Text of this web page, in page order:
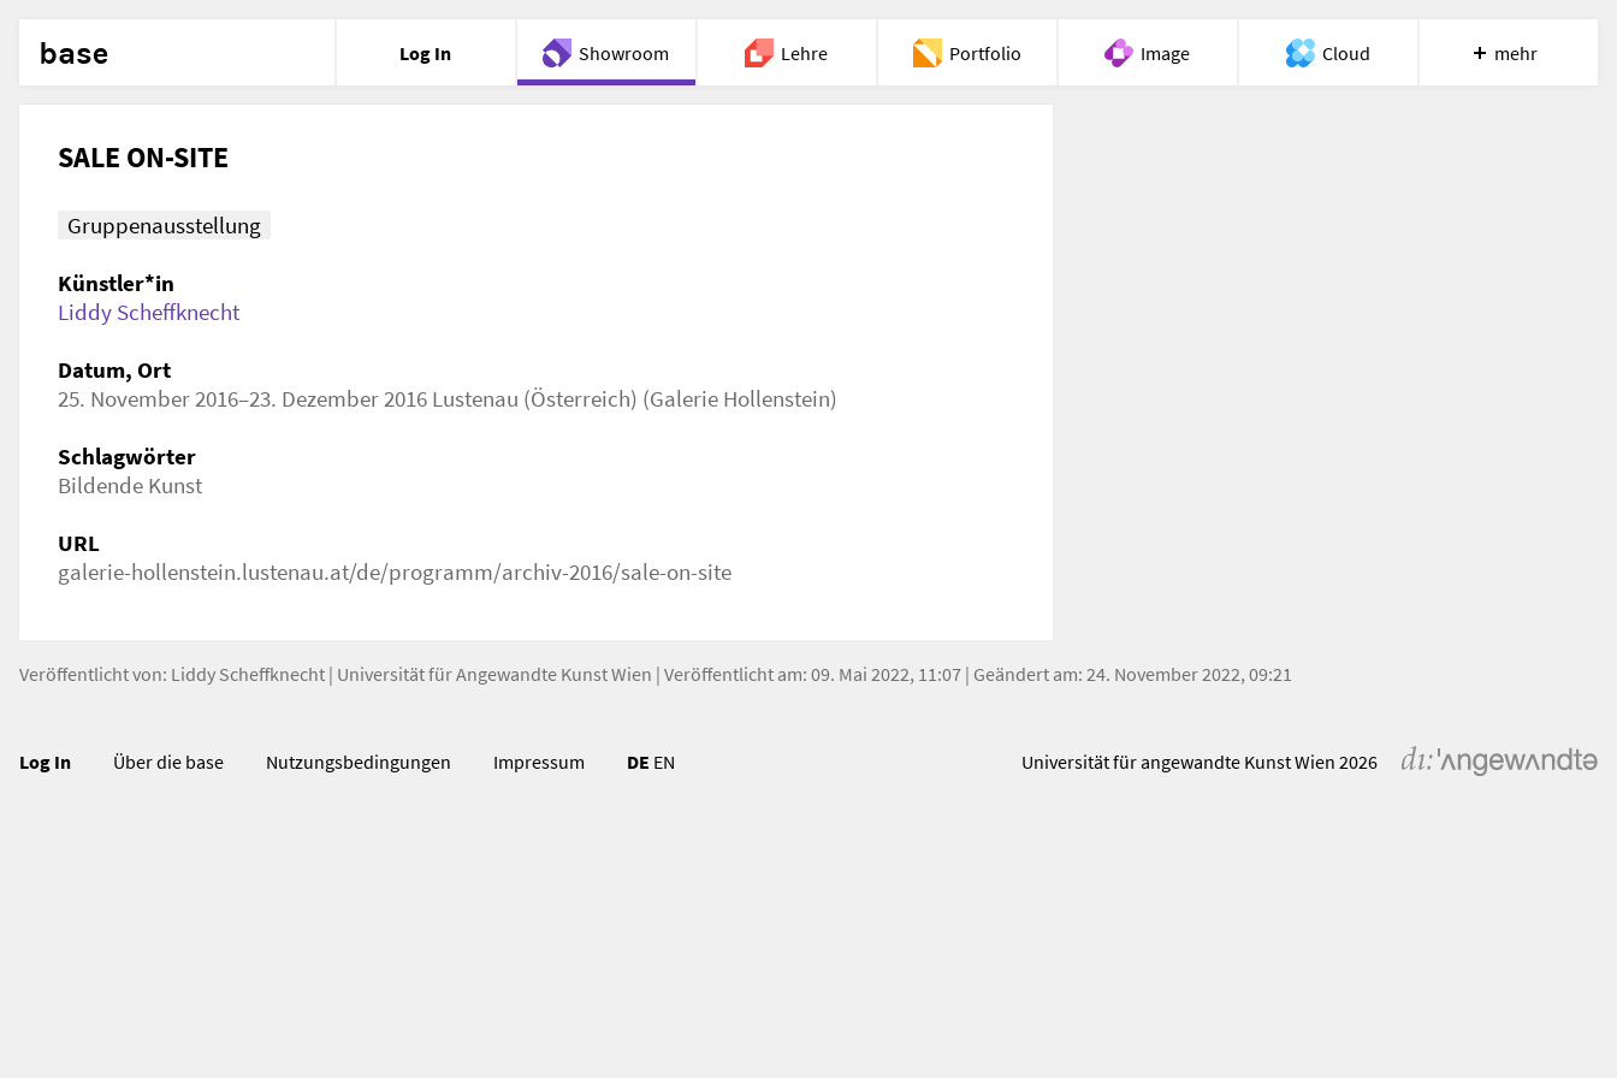
base Log In Showroom Lehre Portfolio Image Cloud mehr
SALE ON-SITE
Gruppenausstellung
Künstler*in
Liddy Scheffknecht
Datum, Ort
25. November 2016–23. Dezember 2016 Lustenau (Österreich) (Galerie Hollenstein)
Schlagwörter
Bildende Kunst
URL
galerie-hollenstein.lustenau.at/de/programm/archiv-2016/sale-on-site
Veröffentlicht von: Liddy Scheffknecht | Universität für Angewandte Kunst Wien | Veröffentlicht am: 09. Mai 2022, 11:07 | Geändert am: 24. November 2022, 09:21
Log In Über die base Nutzungsbedingungen Impressum DE EN Universität für angewandte Kunst Wien 2026